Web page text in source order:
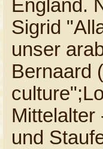
England.
Sigrid
unser
Bernaard
Mittelalter
und